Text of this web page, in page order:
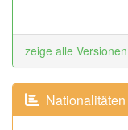
zeige alle Versionen